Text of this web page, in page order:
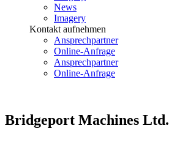
News
Imagery
Kontakt aufnehmen
Ansprechpartner
Online-Anfrage
Ansprechpartner
Online-Anfrage
Bridgeport Machines Ltd.